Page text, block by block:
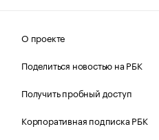
О проекте
Поделиться новостью на РБК
Получить пробный доступ
Корпоративная подписка РБК